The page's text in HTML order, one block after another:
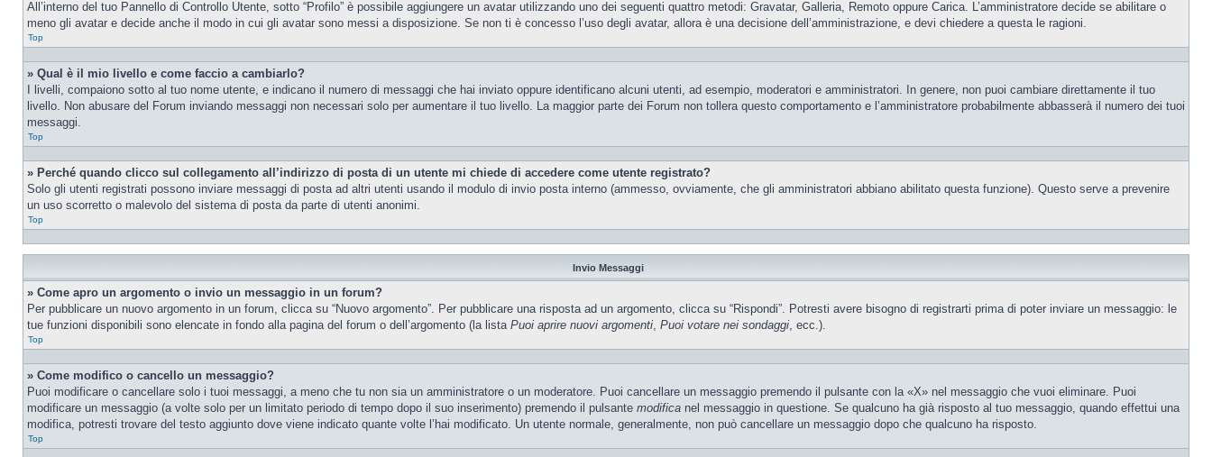
All’interno del tuo Pannello di Controllo Utente, sotto “Profilo” è possibile aggiungere un avatar utilizzando uno dei seguenti quattro metodi: Gravatar, Galleria, Remoto oppure Carica. L’amministratore decide se abilitare o
meno gli avatar e decide anche il modo in cui gli avatar sono messi a disposizione. Se non ti è concesso l’uso degli avatar, allora è una decisione dell’amministrazione, e devi chiedere a questa le ragioni.
Top
» Qual è il mio livello e come faccio a cambiarlo?
I livelli, compaiono sotto al tuo nome utente, e indicano il numero di messaggi che hai inviato oppure identificano alcuni utenti, ad esempio, moderatori e amministratori. In genere, non puoi cambiare direttamente il tuo
livello. Non abusare del Forum inviando messaggi non necessari solo per aumentare il tuo livello. La maggior parte dei Forum non tollera questo comportamento e l’amministratore probabilmente abbasserà il numero dei tuoi
messaggi.
Top
» Perché quando clicco sul collegamento all’indirizzo di posta di un utente mi chiede di accedere come utente registrato?
Solo gli utenti registrati possono inviare messaggi di posta ad altri utenti usando il modulo di invio posta interno (ammesso, ovviamente, che gli amministratori abbiano abilitato questa funzione). Questo serve a prevenire
un uso scorretto o malevolo del sistema di posta da parte di utenti anonimi.
Top
Invio Messaggi
» Come apro un argomento o invio un messaggio in un forum?
Per pubblicare un nuovo argomento in un forum, clicca su “Nuovo argomento”. Per pubblicare una risposta ad un argomento, clicca su “Rispondi”. Potresti avere bisogno di registrarti prima di poter inviare un messaggio: le
tue funzioni disponibili sono elencate in fondo alla pagina del forum o dell’argomento (la lista Puoi aprire nuovi argomenti, Puoi votare nei sondaggi, ecc.).
Top
» Come modifico o cancello un messaggio?
Puoi modificare o cancellare solo i tuoi messaggi, a meno che tu non sia un amministratore o un moderatore. Puoi cancellare un messaggio premendo il pulsante con la «X» nel messaggio che vuoi eliminare. Puoi
modificare un messaggio (a volte solo per un limitato periodo di tempo dopo il suo inserimento) premendo il pulsante modifica nel messaggio in questione. Se qualcuno ha già risposto al tuo messaggio, quando effettui una
modifica, potresti trovare del testo aggiunto dove viene indicato quante volte l’hai modificato. Un utente normale, generalmente, non può cancellare un messaggio dopo che qualcuno ha risposto.
Top